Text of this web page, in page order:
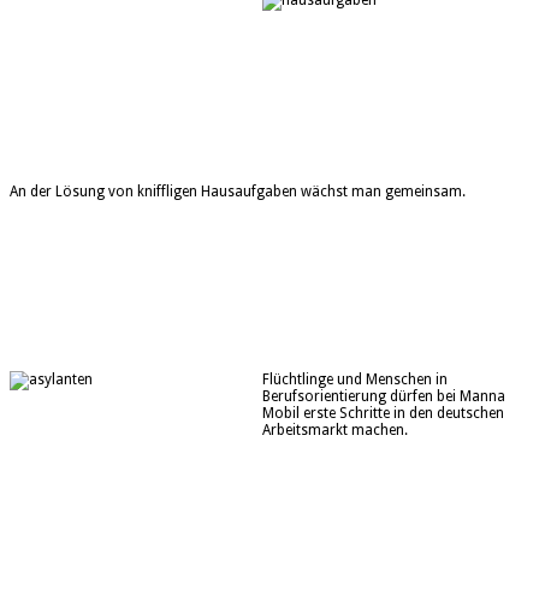
An der Lösung von kniffligen Hausaufgaben wächst man gemeinsam.
Flüchtlinge und Menschen in
Berufsorientierung dürfen bei Manna
Mobil erste Schritte in den deutschen
Arbeitsmarkt machen.